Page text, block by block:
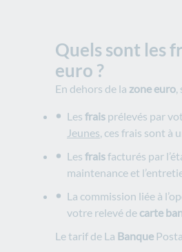
Quels sont les
euro ?
En dehors de la zone euro,
Les frais prélevés par
Jeunes, ces frais sont à
Les fraisfacturés par
maintenance et
La commission liée à
votre relevé de carte
Le tarif de La Banque